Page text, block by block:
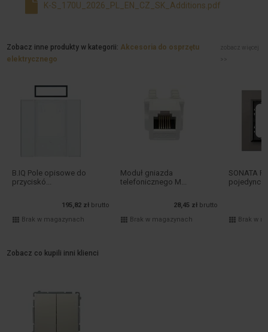
K-S_170U_2026_PL_EN_CZ_SK_Additions.pdf
Zobacz inne produkty w kategorii: Akcesoria do osprzętu
elektrycznego
zobacz więcej
>>
B.IQ Pole opisowe do
przyciskó...
195,82 zł brutto
Brak w magazynach
Moduł gniazda
telefonicznego M...
28,45 zł brutto
Brak w magazynach
SONATA
Brak w
Zobacz co kupili inni klienci